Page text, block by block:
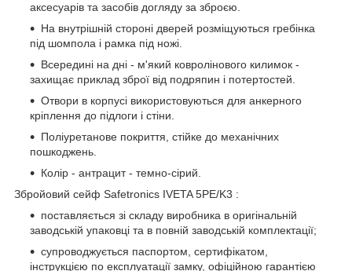
аксесуарів та засобів догляду за зброєю.
На внутрішній стороні дверей розміщуються гребінка
під шомпола і рамка під ножі.
Всередині на дні - м'який ковролінового килимок -
захищає приклад зброї від подряпин і потертостей.
Отвори в корпусі використовуються для анкерного
кріплення до підлоги і стіни.
Поліуретанове покриття, стійке до механічних
пошкоджень.
Колір - антрацит - темно-сірий.
Збройовий сейф Safetronics IVETA 5PE/K3 :
поставляється зі складу виробника в оригінальній
заводській упаковці та в повній заводській комплектації;
супроводжується паспортом, сертифікатом,
інструкцією по експлуатації замку, офіційною гарантією